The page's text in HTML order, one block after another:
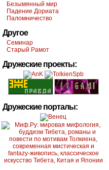
Безымянный мир
Падение Дориата
Паломничество
Другое
Семинар
Старый Рамот
Дружеские проекты:
Дружеские порталы: